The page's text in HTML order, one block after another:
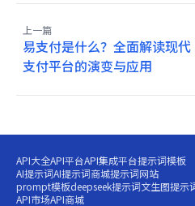
上一篇
易支付是什么？全面解读现代
支付平台的演变与应用
API大全API平台API集成平台提示词模板
AI提示词AI提示词商城提示词网站
prompt模板deepseek提示词文生图提示
API市场API商城